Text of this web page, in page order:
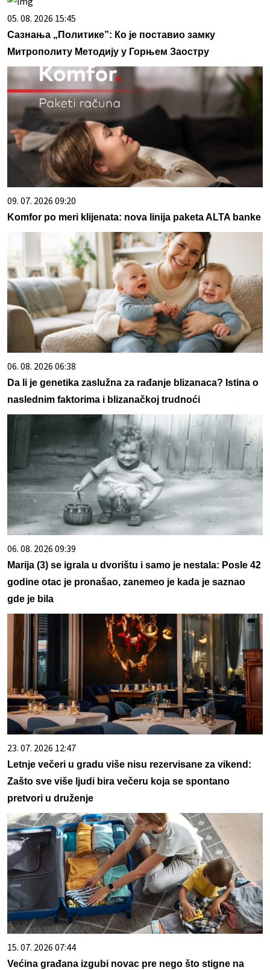
05. 08. 2026 15:45
Сазнања „Политике”: Ко је поставио замку
Митрополиту Методију у Горњем Заостру
09. 07. 2026 09:20
Komfor po meri klijenata: nova linija paketa ALTA banke
06. 08. 2026 06:38
Da li je genetika zaslužna za rađanje blizanaca? Istina o
naslednim faktorima i blizanačkoj trudnoći
06. 08. 2026 09:39
Marija (3) se igrala u dvorištu i samo je nestala: Posle 42
godine otac je pronašao, zanemeo je kada je saznao
gde je bila
23. 07. 2026 12:47
Letnje večeri u gradu više nisu rezervisane za vikend:
Zašto sve više ljudi bira večeru koja se spontano
pretvori u druženje
15. 07. 2026 07:44
Većina građana izgubi novac pre nego što stigne na